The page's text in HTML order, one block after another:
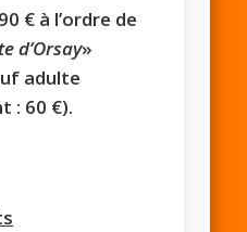
€ à l’ordre de
d’Orsay»
adulte
: 60 €).